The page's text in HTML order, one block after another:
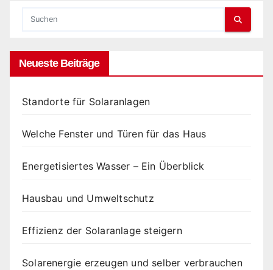
Neueste Beiträge
Standorte für Solaranlagen
Welche Fenster und Türen für das Haus
Energetisiertes Wasser – Ein Überblick
Hausbau und Umweltschutz
Effizienz der Solaranlage steigern
Solarenergie erzeugen und selber verbrauchen